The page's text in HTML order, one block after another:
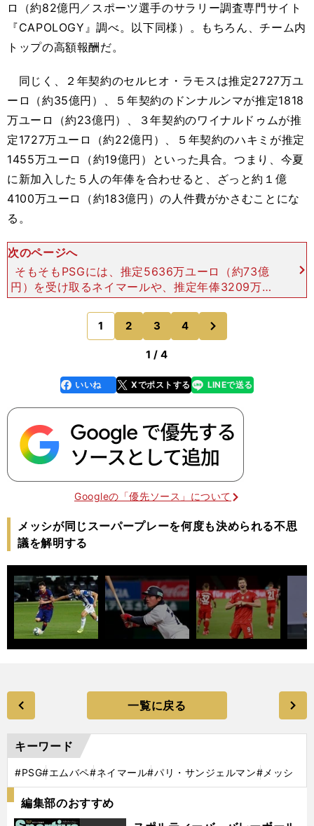
ロ（約82億円／スポーツ選手のサラリー調査専門サイト
『CAPOLOGY』調べ。以下同様）。もちろん、チーム内
トップの高額報酬だ。
同じく、２年契約のセルヒオ・ラモスは推定2727万ユ
ーロ（約35億円）、５年契約のドンナルンマが推定1818
万ユーロ（約23億円）、３年契約のワイナルドゥムが推
定1727万ユーロ（約22億円）、５年契約のハキミが推定
1455万ユーロ（約19億円）といった具合。つまり、今夏
に新加入した５人の年俸を合わせると、ざっと約１億
4100万ユーロ（約183億円）の人件費がかさむことにな
る。
次のページへ
そもそもPSGには、推定5636万ユーロ（約73億
円）を受け取るネイマールや、推定年俸3209万ユ
ーロ（約41億円）のエムバペのほか、DFプレスネ
ル・キンペンベ、DFマルキーニョス、MFマルコ・
ヴェラ
1 2 3 4
のページへ
1 / 4
faceboo
k
いいね Xでポストする
line LINEで送る
Googleの「優先ソース」について
メッシが同じスーパープレーを何度も決められる不思
議を解明する
一覧に戻る
キーワード
#PSG#エムバペ#ネイマール#パリ・サンジェルマン#メッシ
編集部のおすすめ